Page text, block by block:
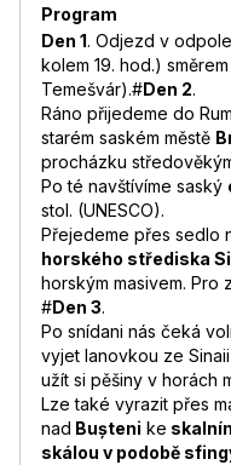
Program
Den 1. Odjezd v
kolem 19. hod.)
Temešvár).#Den 2.
Ráno přijedeme do
starém saském městě
procházku
Po té navštívíme saský
stol. (UNESCO).
Přejedeme přes sedlo
horského střediska
horským masivem. Pro
#Den 3.
Po snídani nás čeká
vyjet lanovkou ze
užít si pěšiny v horách
Lze také vyrazit přes
nad Bușteni ke
skálou v podobě